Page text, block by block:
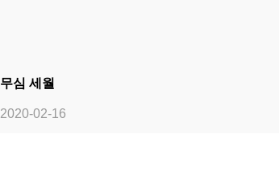
무심 세월
2020-02-16